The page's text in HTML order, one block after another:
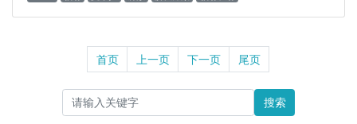
首页 上一页 下一页 尾页
搜索